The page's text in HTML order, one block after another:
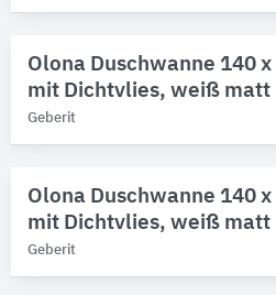
Olona Duschwanne 140
mit Dichtvlies, weiß matt
Geberit
Olona Duschwanne 140
mit Dichtvlies, weiß matt
Geberit